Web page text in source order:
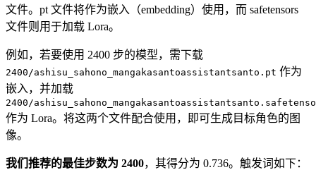
文件。pt 文件将作为嵌入（embedding）使用，而 safetensors
文件则用于加载 Lora。
例如，若要使用 2400 步的模型，需下载
2400/ashisu_sahono_mangakasantoassistantsanto.pt 作为
嵌入，并加载
2400/
作为 Lora。将这两个文件配合使用，即可生成目标角色的图
像。
我们推荐的最佳步数为 2400，其得分为 0.736。触发词如下：